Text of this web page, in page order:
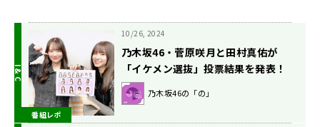
番組レポ
10/26, 2024
乃木坂46・菅原咲月と田村真佑が
「イケメン選抜」投票結果を発表！
乃木坂46の「の」